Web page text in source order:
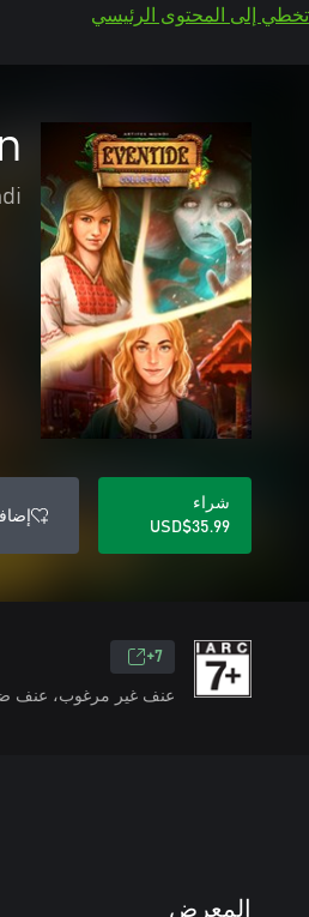
تخطي إلى المحتوى الرئيسي
شراء
USD$35.99
7+
عنف غير مرغوب، عنف
المعرض